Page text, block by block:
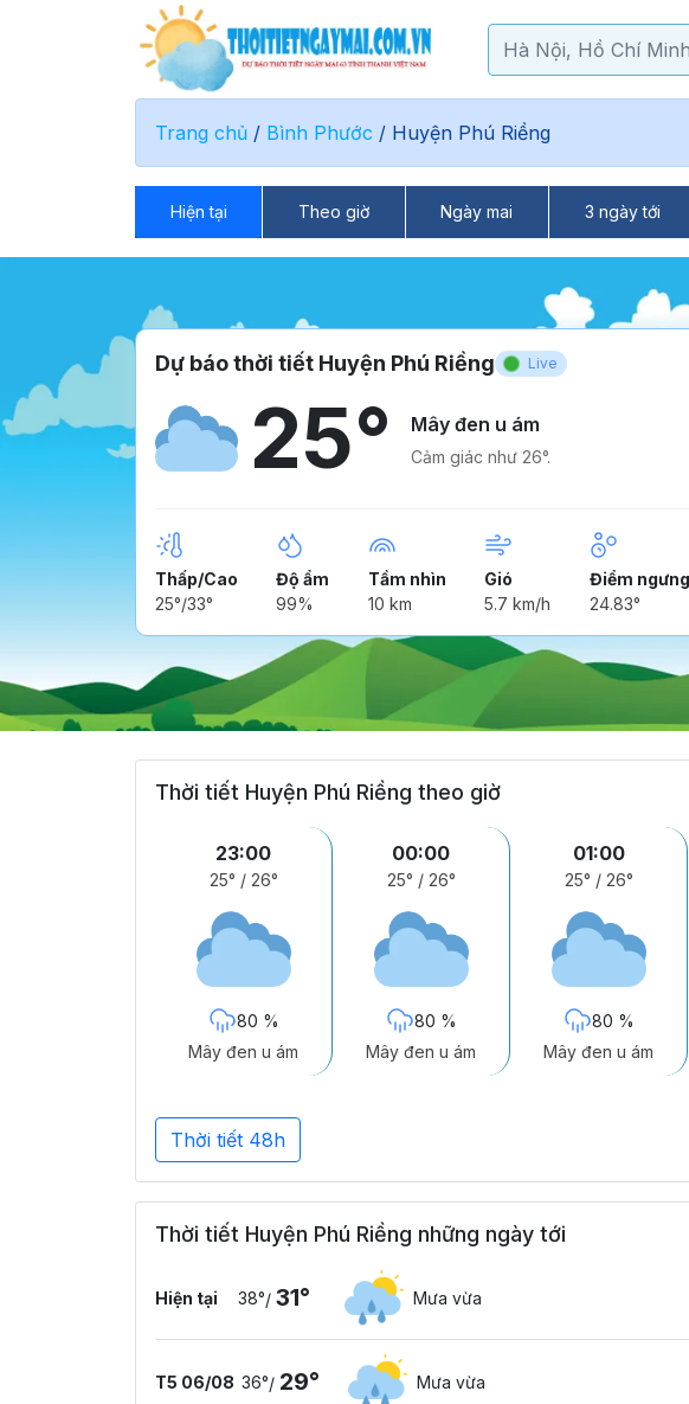
Trang chủ / Bình Phước / Huyện Phú Riềng
Hiện tại Theo giờ Ngày mai 3 ngày tới
Dự báo thời tiết Huyện Phú Riềng Live
25° Mây đen u ám
Cảm giác như 26°.
Thấp/Cao
25°/33°
Độ ẩm
99%
Tầm nhìn
10 km
Gió
5.7 km/h
Điểm ngưng
24.83°
Thời tiết Huyện Phú Riềng theo giờ
23:00
25° / 26°
80 %
Mây đen u ám
00:00
25° / 26°
80 %
Mây đen u ám
01:00
25° / 26°
80 %
Mây đen u ám
Thời tiết 48h
Thời tiết Huyện Phú Riềng những ngày tới
Hiện tại 38°/ 31° Mưa vừa
T5 06/08 36°/ 29° Mưa vừa